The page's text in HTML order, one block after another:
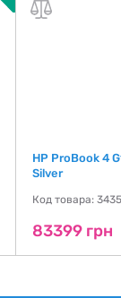
HP ProBook 4
Silver
Код товара:
83399 грн